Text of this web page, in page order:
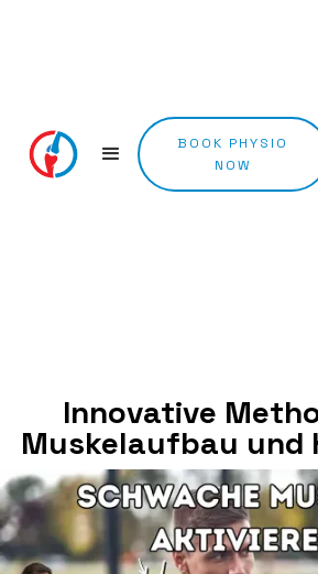
BOOK PHYSIO
NOW
Innovative
Muskelaufbau und